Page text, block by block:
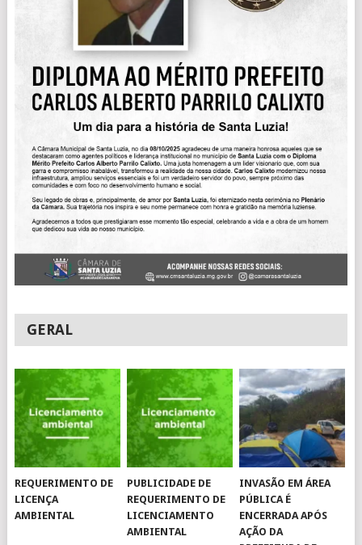
GERAL
REQUERIMENTO DE
LICENÇA
AMBIENTAL
PUBLICIDADE DE
REQUERIMENTO DE
LICENCIAMENTO
AMBIENTAL
INVASÃO EM ÁREA
PÚBLICA É
ENCERRADA APÓS
AÇÃO DA